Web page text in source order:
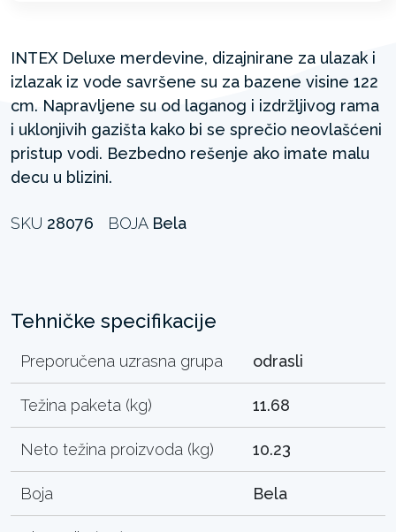
INTEX Deluxe merdevine, dizajnirane za ulazak i
izlazak iz vode savršene su za bazene visine 122
cm. Napravljene su od laganog i izdržljivog rama
i uklonjivih gazišta kako bi se sprečio neovlašćeni
pristup vodi. Bezbedno rešenje ako imate malu
decu u blizini.
SKU 28076 BOJA Bela
Tehničke specifikacije
Preporučena uzrasna grupa odrasli
Težina paketa (kg) 11.68
Neto težina proizvoda (kg) 10.23
Boja Bela